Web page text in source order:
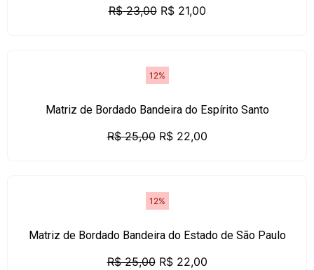
R$23,00 R$21,00
12%
Matriz de Bordado Bandeira do Espírito Santo
R$25,00 R$22,00
12%
Matriz de Bordado Bandeira do Estado de São Paulo
R$25,00 R$22,00